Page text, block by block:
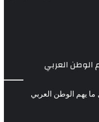
الوطن العربي